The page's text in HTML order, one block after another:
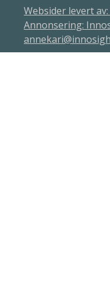
Websider levert
Annonsering: